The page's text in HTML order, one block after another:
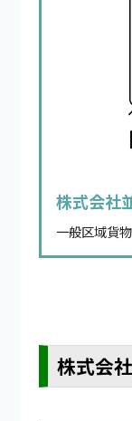
株式会社
一般区域貨
株式会